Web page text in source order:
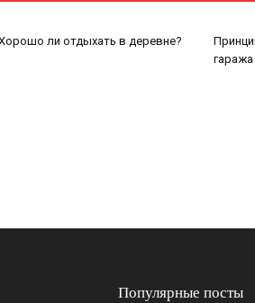
ли отдыхать в деревне?
гаража
Популярные посты